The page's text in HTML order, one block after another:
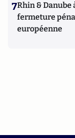
7Rhin & Danube
fermeture
européenne